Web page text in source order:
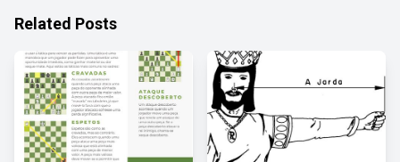
Related Posts